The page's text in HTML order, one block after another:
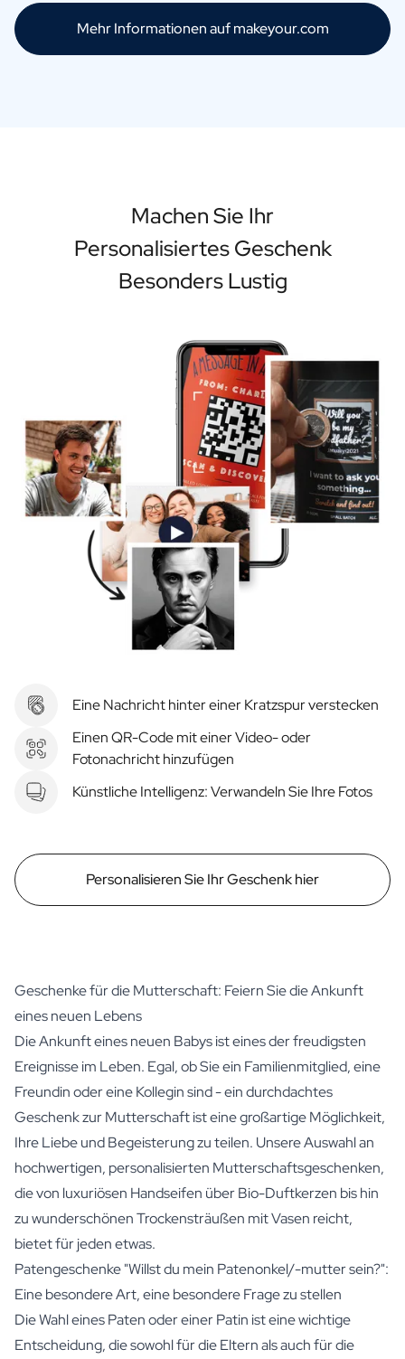
Mehr Informationen auf makeyour.com
Machen Sie Ihr
Personalisiertes Geschenk
Besonders Lustig
Eine Nachricht hinter einer Kratzspur verstecken
Einen QR-Code mit einer Video- oder
Fotonachricht hinzufügen
Künstliche Intelligenz: Verwandeln Sie Ihre Fotos
Personalisieren Sie Ihr Geschenk hier
Geschenke für die Mutterschaft: Feiern Sie die Ankunft
eines neuen Lebens
Die Ankunft eines neuen Babys ist eines der freudigsten
Ereignisse im Leben. Egal, ob Sie ein Familienmitglied, eine
Freundin oder eine Kollegin sind - ein durchdachtes
Geschenk zur Mutterschaft ist eine großartige Möglichkeit,
Ihre Liebe und Begeisterung zu teilen. Unsere Auswahl an
hochwertigen, personalisierten Mutterschaftsgeschenken,
die von luxuriösen Handseifen über Bio-Duftkerzen bis hin
zu wunderschönen Trockensträußen mit Vasen reicht,
bietet für jeden etwas.
Patengeschenke "Willst du mein Patenonkel/-mutter sein?":
Eine besondere Art, eine besondere Frage zu stellen
Die Wahl eines Paten oder einer Patin ist eine wichtige
Entscheidung, die sowohl für die Eltern als auch für die